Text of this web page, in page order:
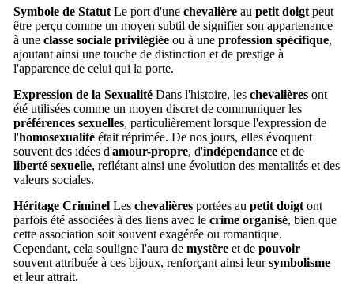
Symbole de StatutLe port d'une chevalière au petit doigtpeut
être perçu comme un moyen subtil de signifier son appartenance
à une classe sociale privilégiée ou à une profession spécifique,
ajoutant ainsi une touche de distinction et de prestige à
l'apparence de celui qui la porte.
Expression de la Sexualité Dans l'histoire, les chevalières ont
été utilisées comme un moyen discret de communiquer les
préférences sexuelles, particulièrement lorsque l'expression de
l'homosexualité était réprimée. De nos jours, elles évoquent
souvent des idées d'amour-propre, d'indépendance et de
liberté sexuelle, reflétant ainsi une évolution des mentalités et des
valeurs sociales.
Héritage Criminel Les chevalières portées au petit doigtont
parfois été associées à des liens avec le crime organisé, bien que
cette association soit souvent exagérée ou romantique.
Cependant, cela souligne l'aura de mystère et de pouvoir
souvent attribuée à ces bijoux, renforçant ainsi leursymbolisme
et leur attrait.